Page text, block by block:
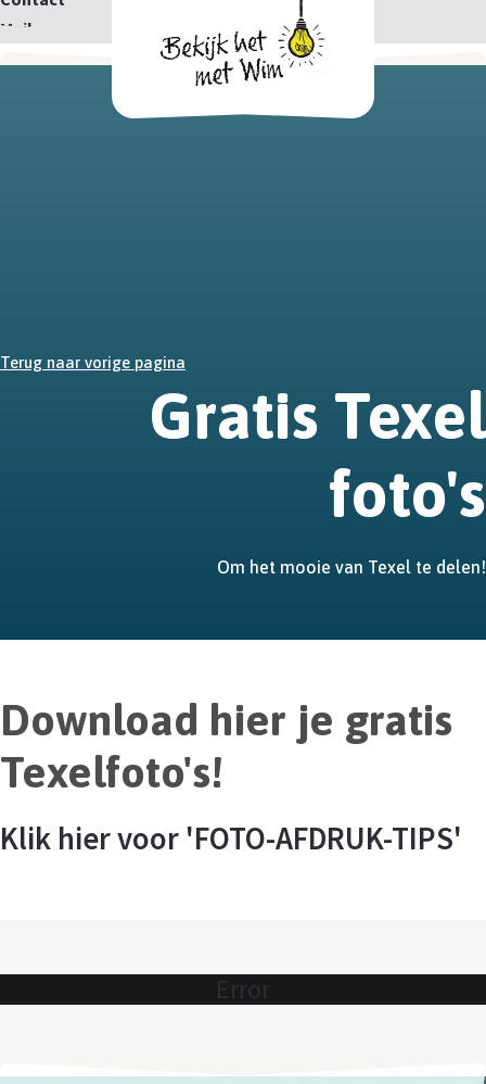
Mail
Terug naar vorige pagina
Gratis Texel
foto's
Om het mooie van Texel te delen!
Download hier je gratis
Texelfoto's!
Klik hier voor 'FOTO-AFDRUK-TIPS'
Error